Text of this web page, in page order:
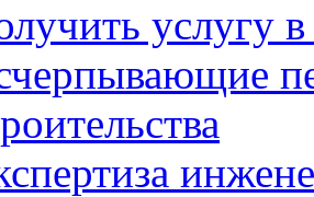
услугу в